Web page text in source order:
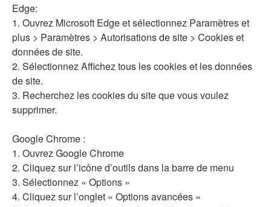
Edge:
1. Ouvrez Microsoft Edge et sélectionnez Paramètres et
plus > Paramètres > Autorisations de site > Cookies et
données de site.
2. Sélectionnez Affichez tous les cookies et les données
de site.
3. Recherchez les cookies du site que vous voulez
supprimer.
Google Chrome :
1. Ouvrez Google Chrome
2. Cliquez sur l’icône d’outils dans la barre de menu
3. Sélectionnez « Options »
4. Cliquez sur l’onglet « Options avancées »